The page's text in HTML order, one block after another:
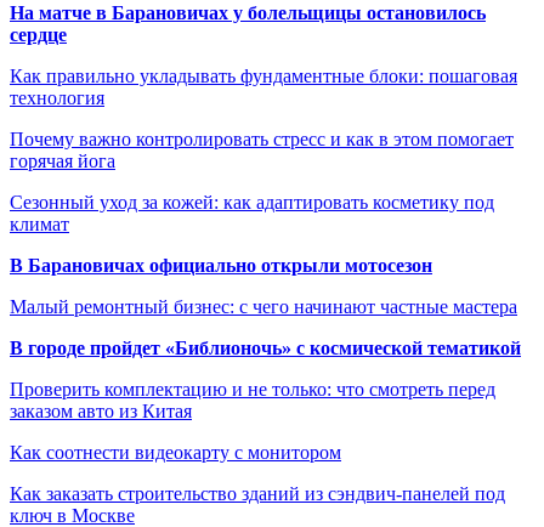
На матче в Барановичах у болельщицы остановилось
сердце
Как правильно укладывать фундаментные блоки: пошаговая
технология
Почему важно контролировать стресс и как в этом помогает
горячая йога
Сезонный уход за кожей: как адаптировать косметику под
климат
В Барановичах официально открыли мотосезон
Малый ремонтный бизнес: с чего начинают частные мастера
В городе пройдет «Библионочь» с космической тематикой
Проверить комплектацию и не только: что смотреть перед
заказом авто из Китая
Как соотнести видеокарту с монитором
Как заказать строительство зданий из сэндвич-панелей под
ключ в Москве